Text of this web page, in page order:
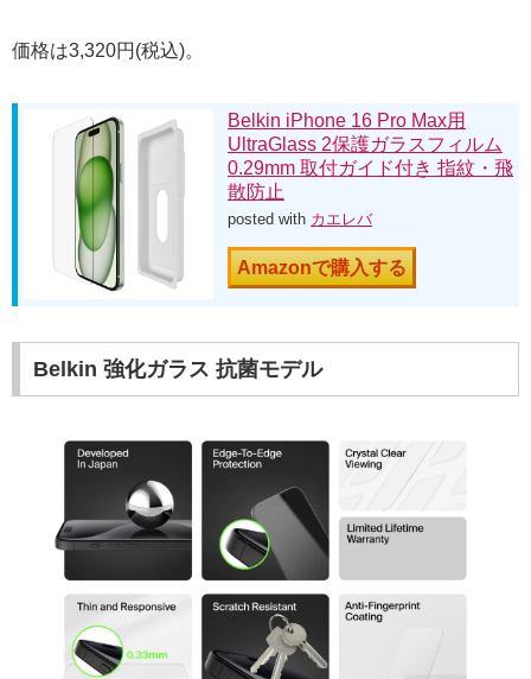
価格は3,320円(税込)。
Belkin iPhone 16 Pro Max用
UltraGlass 2保護ガラスフィルム
0.29mm 取付ガイド付き 指紋・飛
散防止
posted with カエレバ
Amazonで購入する
Belkin 強化ガラス 抗菌モデル